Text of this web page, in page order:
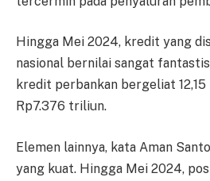
Hingga Mei 2024, kredit yang
nasional bernilai sangat
kredit perbankan bergeliat
Rp7.376 triliun.
Elemen lainnya, kata Aman
yang kuat. Hingga Mei 2024,